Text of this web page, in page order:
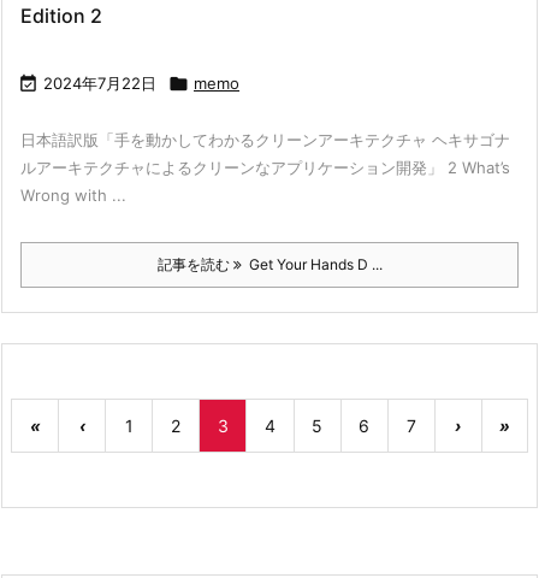
Edition 2
 2024年7月22日  memo
日本語訳版「手を動かしてわかるクリーンアーキテクチャ ヘキサゴナ
ルアーキテクチャによるクリーンなアプリケーション開発」 2 What’s
Wrong with ...
記事を読む Get Your Hands D ...
« ‹ 1 2 3 4 5 6 7 › »